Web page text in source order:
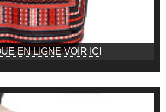
EN LIGNE VOIR ICI